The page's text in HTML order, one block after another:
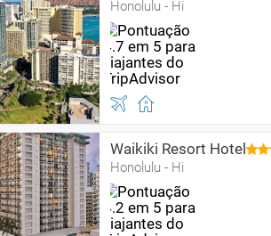
Honolulu - Hi
Waikiki Resort Hotel
Honolulu - Hi